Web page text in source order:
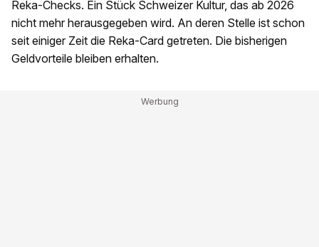
Reka-Checks. Ein Stück Schweizer Kultur, das ab 2026
nicht mehr herausgegeben wird. An deren Stelle ist schon
seit einiger Zeit die Reka-Card getreten. Die bisherigen
Geldvorteile bleiben erhalten.